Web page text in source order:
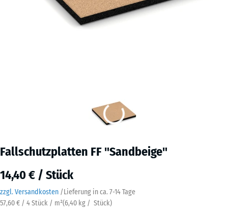
Fallschutzplatten FF "Sandbeige"
14,40 € / Stück
zzgl. Versandkosten /Lieferung in ca. 7-14 Tage
57,60 € / 4 Stück / m²(6,40 kg / Stück)